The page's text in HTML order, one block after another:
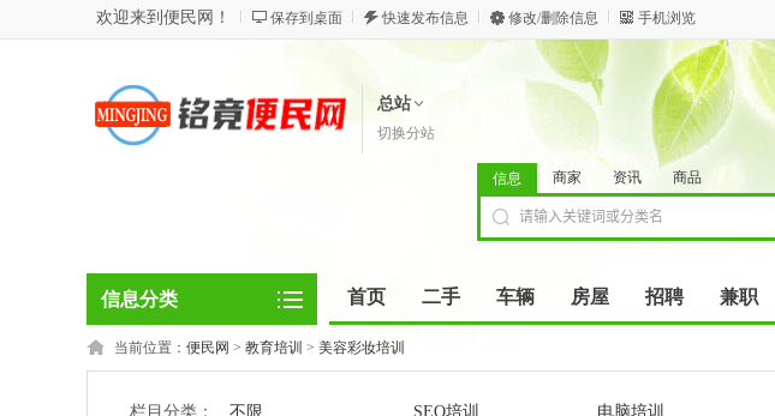
欢迎来到便民网！ 保存到桌面 快速发布信息 修改/删除信息 手机浏览
总站
切换分站
信息 商家 资讯 商品
信息分类 首页 二手 车辆 房屋 招聘 兼职
当前位置： 便民网 > 教育培训 > 美容彩妆培训
栏目分类： 不限 SEO培训 电脑培训